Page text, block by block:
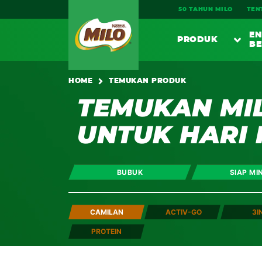
50 TAHUN MILO
PRODUK
HOME TEMUKAN PRODUK
Susu Milo
TEMUKAN
UNTUK HARI
BUBUK SIAP
CAMILAN ACTIV-GO
PROTEIN